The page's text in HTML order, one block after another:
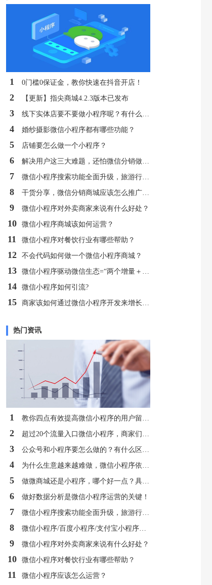
1 0门槛0保证金，教你快速在抖音开店！
2 【更新】指尖商城4.2.3版本已发布
3
4 婚纱摄影微信小程序都有哪些功能？
5 店铺要怎么做一个小程序？
6
7
8
9 微信小程序对外卖商家来说有什么好处？
10 微信小程序商城该如何运营？
11 微信小程序对餐饮行业有哪些帮助？
12 不会代码如何做一个微信小程序商城？
13
14 微信小程序如何引流?
15
热门资讯
1
2
3
4
5
6 做好数据分析是微信小程序运营的关键！
7
8
9 微信小程序对外卖商家来说有什么好处？
10 微信小程序对餐饮行业有哪些帮助？
11 微信小程序应该怎么运营？